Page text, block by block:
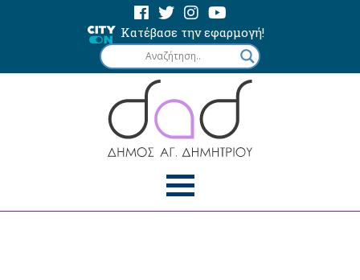
Κατέβασε την εφαρμογή!